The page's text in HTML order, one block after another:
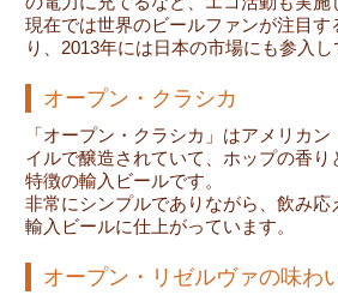
現在では世界のビールファンが注目す
り、2013年には日本の市場にも参入し
オープン・クラシカ
「オープン・クラシカ」はアメリカ
イルで醸造されていて、ホップの香
特徴の輸入ビールです。
非常にシンプルでありながら、飲み応
輸入ビールに仕上がっています。
オープン・リゼルヴァの味わ